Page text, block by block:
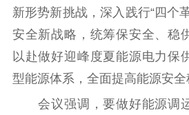
文化文艺
精品生产 文化惠民
文化交流
体制改革
紫金文化艺术节
品牌活动
新形势新挑战，深入践行“四个
安全新战略，统筹保安全、稳
以赴做好迎峰度夏能源电力保
型能源体系，全面提高能源安全
会议强调，要做好能源调运